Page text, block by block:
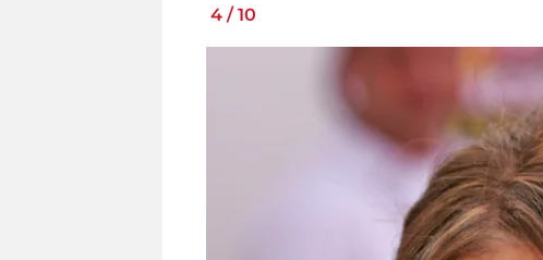
4 / 10